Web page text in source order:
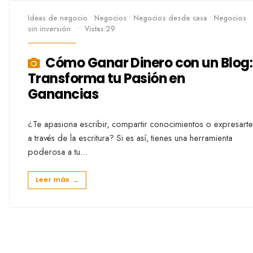
Ideas de negocio • Negocios • Negocios desde casa • Negocios
sin inversión
• Vistas:29
Cómo Ganar Dinero con un Blog:
Transforma tu Pasión en
Ganancias
¿Te apasiona escribir, compartir conocimientos o expresarte
a través de la escritura? Si es así, tienes una herramienta
poderosa a tu...
Leer más →